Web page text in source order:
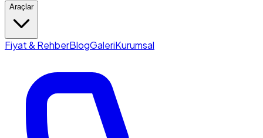
Araçlar
Fiyat & RehberBlogGaleriKurumsal